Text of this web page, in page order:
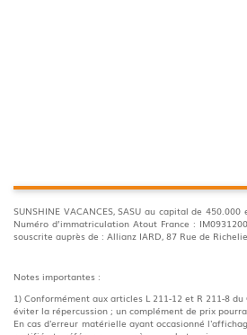
SUNSHINE VACANCES, SASU au capital de
Numéro d’immatriculation Atout France :
souscrite auprès de : Allianz IARD, 87 Rue de
Notes importantes :
1) Conformément aux articles L 211-12 et R 211-8
éviter la répercussion ; un complément de prix
En cas d'erreur matérielle ayant occasionné